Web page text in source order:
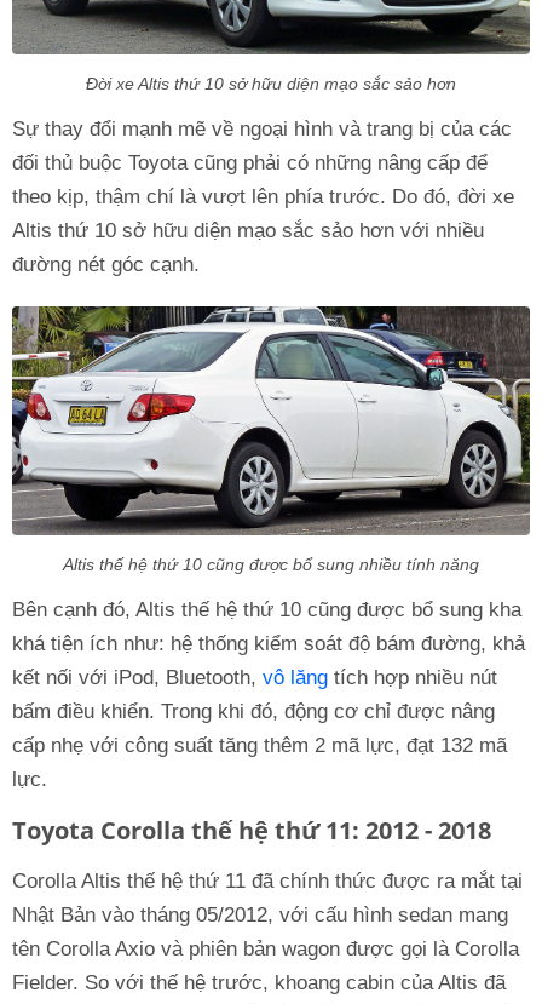
Đời xe Altis thứ 10 sở hữu diện mạo sắc sảo hơn
Sự thay đổi mạnh mẽ về ngoại hình và trang bị của các
đối thủ buộc Toyota cũng phải có những nâng cấp để
theo kịp, thậm chí là vượt lên phía trước. Do đó, đời xe
Altis thứ 10 sở hữu diện mạo sắc sảo hơn với nhiều
đường nét góc cạnh.
Altis thế hệ thứ 10 cũng được bổ sung nhiều tính năng
Bên cạnh đó, Altis thế hệ thứ 10 cũng được bổ sung kha
khá tiện ích như: hệ thống kiểm soát độ bám đường, khả
kết nối với iPod, Bluetooth, vô lăng tích hợp nhiều nút
bấm điều khiển. Trong khi đó, động cơ chỉ được nâng
cấp nhẹ với công suất tăng thêm 2 mã lực, đạt 132 mã
lực.
Toyota Corolla thế hệ thứ 11: 2012 - 2018
Corolla Altis thế hệ thứ 11 đã chính thức được ra mắt tại
Nhật Bản vào tháng 05/2012, với cấu hình sedan mang
tên Corolla Axio và phiên bản wagon được gọi là Corolla
Fielder. So với thế hệ trước, khoang cabin của Altis đã